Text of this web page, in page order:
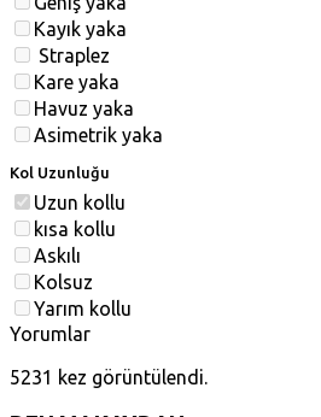
Kayık yaka
Straplez
Kare yaka
Havuz yaka
Asimetrik yaka
Kol Uzunluğu
Uzun kollu
kısa kollu
Askılı
Kolsuz
Yarım kollu
Yorumlar
5231 kez görüntülendi.